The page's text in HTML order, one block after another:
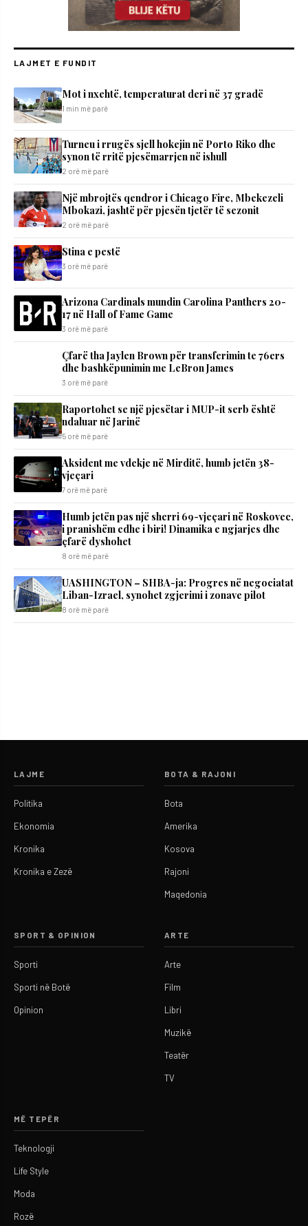
LAJMET E FUNDIT
Mot i nxehtë, temperaturat deri në 37 gradë
1 min më parë
Turneu i rrugës sjell hokejin në Porto Riko dhe
synon të rritë pjesëmarrjen në ishull
2 orë më parë
Një mbrojtës qendror i Chicago Fire, Mbekezeli
Mbokazi, jashtë për pjesën tjetër të sezonit
2 orë më parë
Stina e pestë
3 orë më parë
Arizona Cardinals mundin Carolina Panthers 20-
17 në Hall of Fame Game
3 orë më parë
Çfarë tha Jaylen Brown për transferimin te 76ers
dhe bashkëpunimin me LeBron James
3 orë më parë
Raportohet se një pjesëtar i MUP-it serb është
ndaluar në Jarinë
5 orë më parë
Aksident me vdekje në Mirditë, humb jetën 38-
vjeçari
7 orë më parë
Humb jetën pas një sherri 69-vjeçari në Roskovec,
i pranishëm edhe i biri! Dinamika e ngjarjes dhe
çfarë dyshohet
8 orë më parë
UASHINGTON – SHBA-ja: Progres në negociatat
Liban-Izrael, synohet zgjerimi i zonave pilot
8 orë më parë
LAJME
Politika
Ekonomia
Kronika
Kronika e Zezë
BOTA & RAJONI
Bota
Amerika
Kosova
Rajoni
Maqedonia
SPORT & OPINION
Sporti
Sporti në Botë
Opinion
ARTE
Arte
Film
Libri
Muzikë
Teatër
TV
MË TEPËR
Teknologji
Life Style
Moda
Rozë